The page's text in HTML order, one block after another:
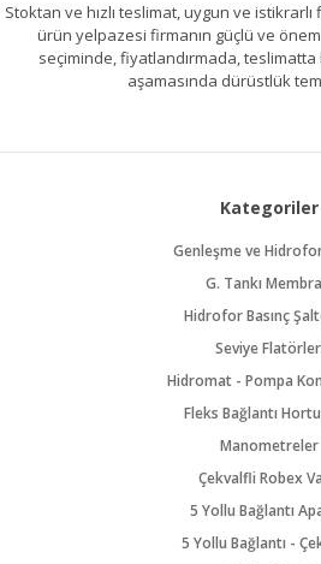
Stoktan ve hızlı teslimat, uygun ve istikrarlı
ürün yelpazesi firmanın güçlü ve
seçiminde, fiyatlandırmada, teslimatta
aşamasında dürüstlük
Kategoriler
Genleşme ve
G. Tankı
Hidrofor Basınç
Seviye
Hidromat - Pompa
Fleks Bağlantı
Manometreler
Çekvalfli Robex
5 Yollu Bağlantı
5 Yollu Bağlantı -